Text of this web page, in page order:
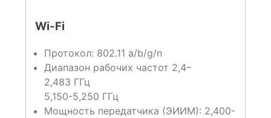
Wi-Fi
Протокол: 802.11 a/b/g/n
Диапазон рабочих частот 2,4–
2,483 ГГц
5,150-5,250 ГГц
Мощность передатчика (ЭИИМ): 2,400-